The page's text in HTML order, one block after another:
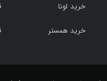
خرید لونا
خرید همستر